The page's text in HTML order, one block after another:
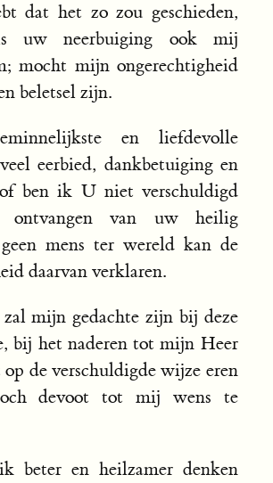
dat het zo zou geschieden,
uw neerbuiging ook mij
mocht mijn ongerechtigheid
beletsel zijn.
en liefdevolle
eerbied, dankbetuiging en
ben ik U niet verschuldigd
ontvangen van uw heilig
mens ter wereld kan de
daarvan verklaren.
mijn gedachte zijn bij deze
bij het naderen tot mijn Heer
de verschuldigde wijze eren
devoot tot mij wens te
beter en heilzamer denken